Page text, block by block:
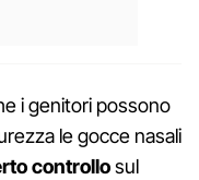
i genitori possono
le gocce nasali
controllosul